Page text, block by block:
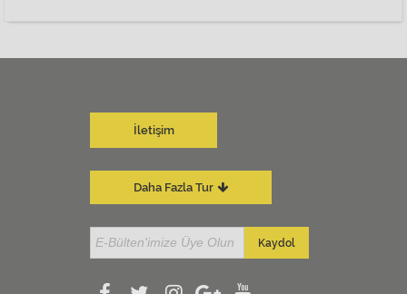
İletişim
Daha Fazla Tur
Kaydol